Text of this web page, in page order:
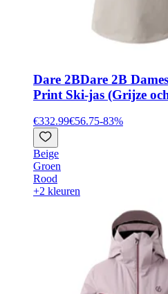
Dare 2BDare 2B
Print Ski-jas (Grijze
€332.99€56.75-83%
Beige
Groen
Rood
+2 kleuren